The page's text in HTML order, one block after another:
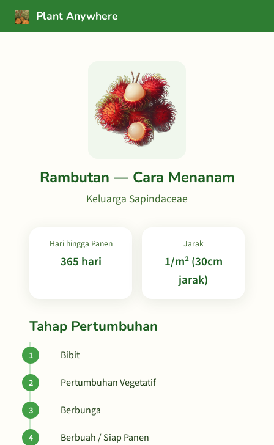
Plant Anywhere
Rambutan — Cara Menanam
Keluarga Sapindaceae
Hari hingga Panen
365 hari
Jarak
1/m² (30cm
jarak)
Tahap Pertumbuhan
Bibit
Pertumbuhan Vegetatif
Berbunga
Berbuah / Siap Panen